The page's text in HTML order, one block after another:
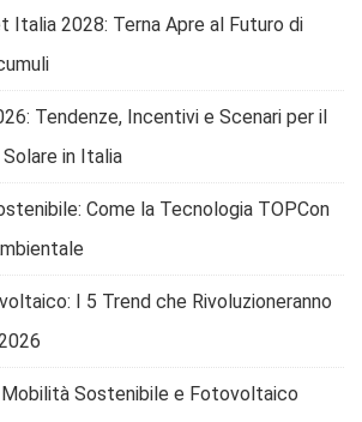
Italia 2028: Terna Apre al Futuro di
Tendenze, Incentivi e Scenari per il
Solare in Italia
Come la Tecnologia TOPCon
I 5 Trend che Rivoluzioneranno
Mobilità Sostenibile e Fotovoltaico